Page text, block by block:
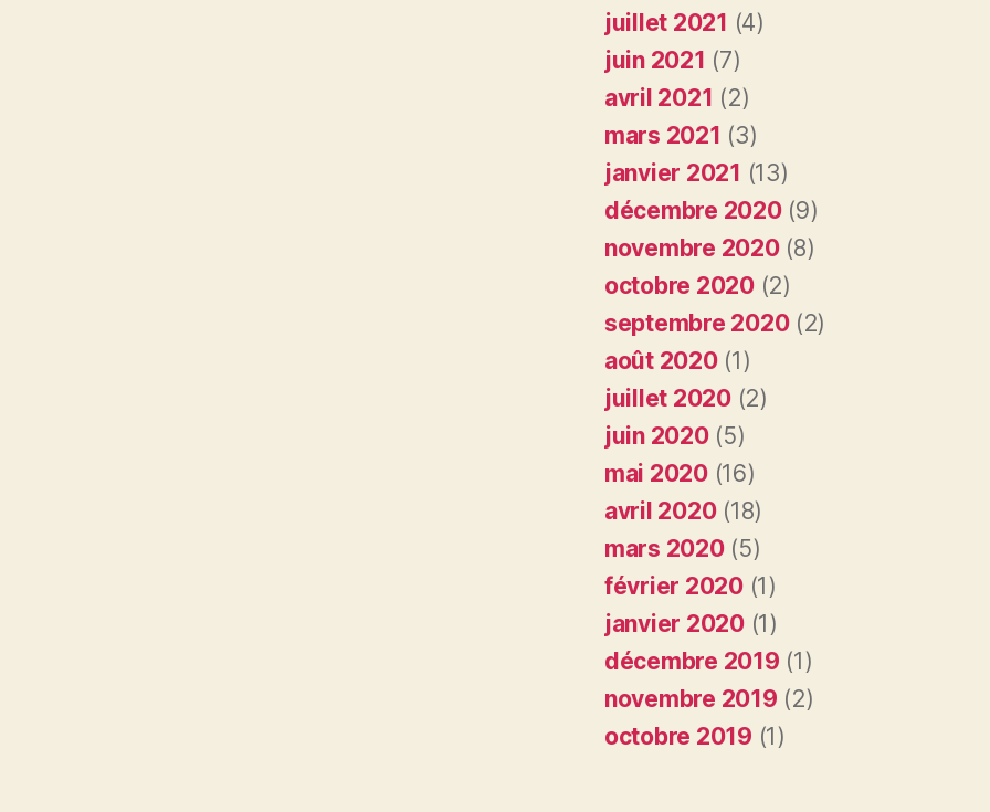
juillet 2021 (4)
juin 2021 (7)
avril 2021 (2)
mars 2021 (3)
janvier 2021 (13)
décembre 2020(9)
novembre 2020(8)
octobre 2020(2)
septembre 2020(2)
août 2020(1)
juillet 2020(2)
juin 2020(5)
mai 2020(16)
avril 2020(18)
mars 2020(5)
février 2020(1)
janvier 2020(1)
décembre 2019 (1)
novembre 2019 (2)
octobre 2019 (1)